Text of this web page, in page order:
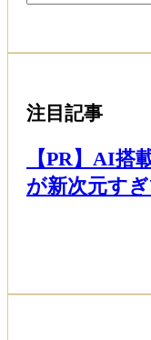
注目記事
【PR】AI搭
が新次元す